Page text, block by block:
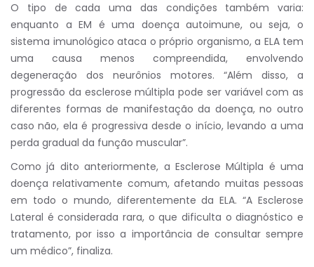
O tipo de cada uma das condições também varia:
enquanto a EM é uma doença autoimune, ou seja, o
sistema imunológico ataca o próprio organismo, a ELA tem
uma causa menos compreendida, envolvendo
degeneração dos neurônios motores. “Além disso, a
progressão da esclerose múltipla pode ser variável com as
diferentes formas de manifestação da doença, no outro
caso não, ela é progressiva desde o início, levando a uma
perda gradual da função muscular”.
Como já dito anteriormente, a Esclerose Múltipla é uma
doença relativamente comum, afetando muitas pessoas
em todo o mundo, diferentemente da ELA. “A Esclerose
Lateral é considerada rara, o que dificulta o diagnóstico e
tratamento, por isso a importância de consultar sempre
um médico”, finaliza.